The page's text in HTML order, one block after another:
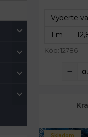
Kód: 12786
Skladom